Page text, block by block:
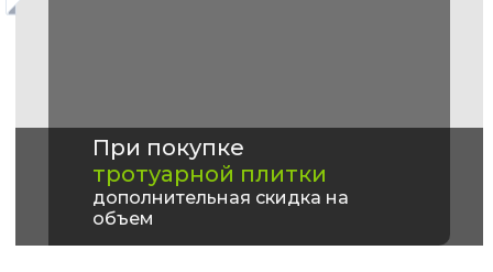
При покупке
тротуарной плитки
дополнительная скидка на
объем